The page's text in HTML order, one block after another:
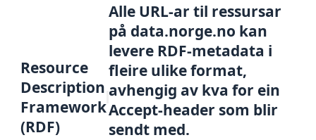
Resource
Description
Framework
(RDF)
Alle URL-ar til ressursar
på data.norge.no kan
levere RDF-metadata i
fleire ulike format,
avhengig av kva for ein
Accept-header som blir
sendt med.